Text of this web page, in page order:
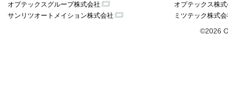
オプテックスグループ株式会社
オプテックス株
サンリツオートメイション株式会社
ミツテック株式
©2026